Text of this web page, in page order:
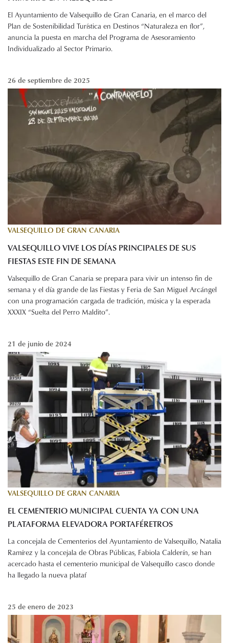
El Ayuntamiento de Valsequillo de Gran Canaria, en el marco del
Plan de Sostenibilidad Turística en Destinos “Naturaleza en flor”,
anuncia la puesta en marcha del Programa de Asesoramiento
Individualizado al Sector Primario.
26 de septiembre de 2025
VALSEQUILLO DE GRAN CANARIA
VALSEQUILLO VIVE LOS DÍAS PRINCIPALES DE SUS
FIESTAS ESTE FIN DE SEMANA
Valsequillo de Gran Canaria se prepara para vivir un intenso fin de
semana y el día grande de las Fiestas y Feria de San Miguel Arcángel
con una programación cargada de tradición, música y la esperada
XXXIX “Suelta del Perro Maldito”.
21 de junio de 2024
VALSEQUILLO DE GRAN CANARIA
EL CEMENTERIO MUNICIPAL CUENTA YA CON UNA
PLATAFORMA ELEVADORA PORTAFÉRETROS
La concejala de Cementerios del Ayuntamiento de Valsequillo, Natalia
Ramírez y la concejala de Obras Públicas, Fabiola Calderín, se han
acercado hasta el cementerio municipal de Valsequillo casco donde
ha llegado la nueva plataf
25 de enero de 2023